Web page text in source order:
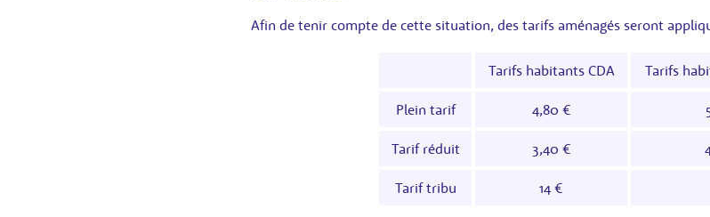
Afin de tenir compte de cette situation, des tarifs aménagés seront
Tarifs habitants CDA Tarifs
Plein tarif 4,80 €
Tarif réduit 3,40 €
Tarif tribu 14 €